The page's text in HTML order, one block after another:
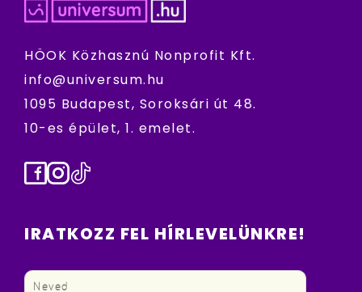
HÖOK Közhasznú Nonprofit Kft.
info@universum.hu
1095 Budapest, Soroksári út 48.
10-es épület, 1. emelet.
Facebook
Instagram
TikTok
IRATKOZZ FEL HÍRLEVELÜNKRE!